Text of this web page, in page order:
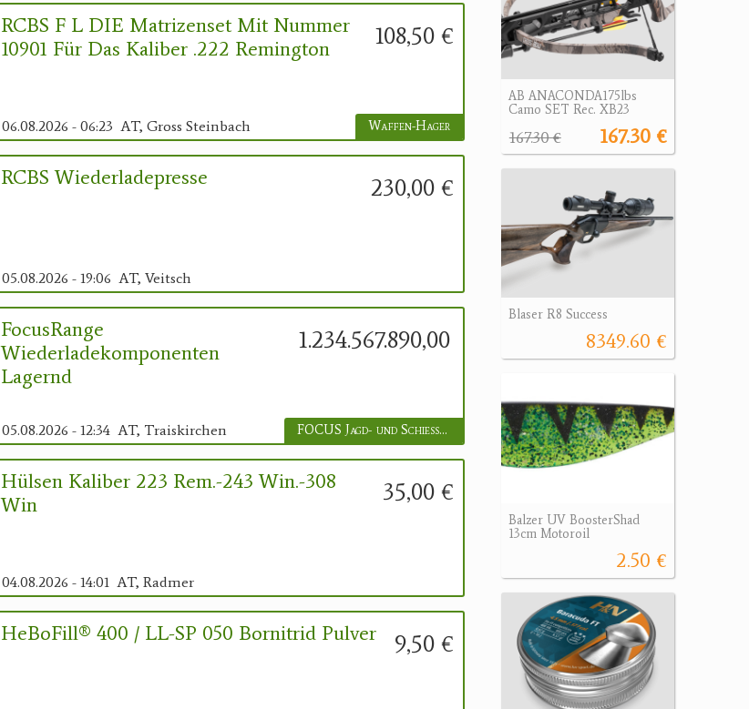
108,50 €
RCBS F L DIE Matrizenset Mit Nummer
10901 Für Das Kaliber .222 Remington
06.08.2026 - 06:23 AT, Gross Steinbach Waffen-Hager
230,00 €
RCBS Wiederladepresse
05.08.2026 - 19:06 AT, Veitsch
1.234.567.890,00 €
FocusRange
Wiederladekomponenten
Lagernd
05.08.2026 - 12:34 AT, Traiskirchen FOCUS Jagd- und Schießsportzentrum GmbH
35,00 €
Hülsen Kaliber 223 Rem.-243 Win.-308
Win
04.08.2026 - 14:01 AT, Radmer
9,50 €
HeBoFill® 400 / LL-SP 050 Bornitrid Pulver
AB ANACONDA175lbs
Camo SET Rec. XB23
167.30 €
167.30 €
Blaser R8 Success
8349.60 €
Balzer UV BoosterShad
13cm Motoroil
2.50 €